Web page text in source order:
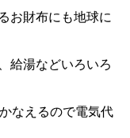
お財布にも地球に
給湯などいろいろ
なえるので電気代